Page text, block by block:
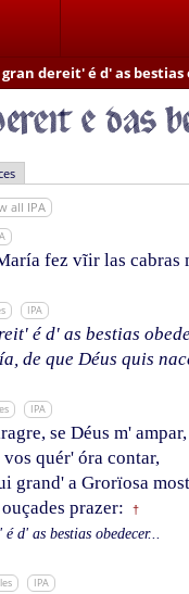
dereit' é d' as bestias
all IPA
fez vĩir las cabras
IPA
é d' as bestias
de que Déus quis
IPA
se Déus m' ampar,
quér' óra contar,
grand' a Grorïosa
prazer: †
d' as bestias obedecer...
IPA